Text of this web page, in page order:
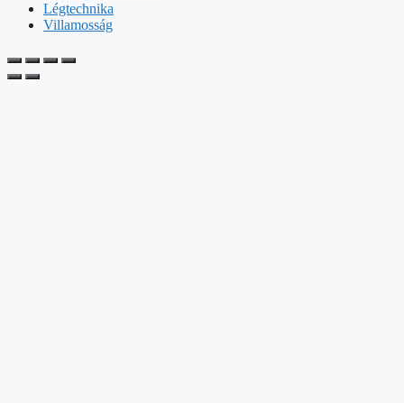
Légtechnika
Villamosság